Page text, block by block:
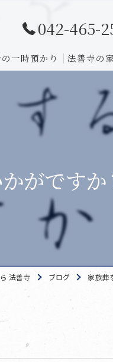
042-465-
一時預かり 法善寺の
骨葬
1日葬
相談
がですか
法善寺 ブログ 家族葬